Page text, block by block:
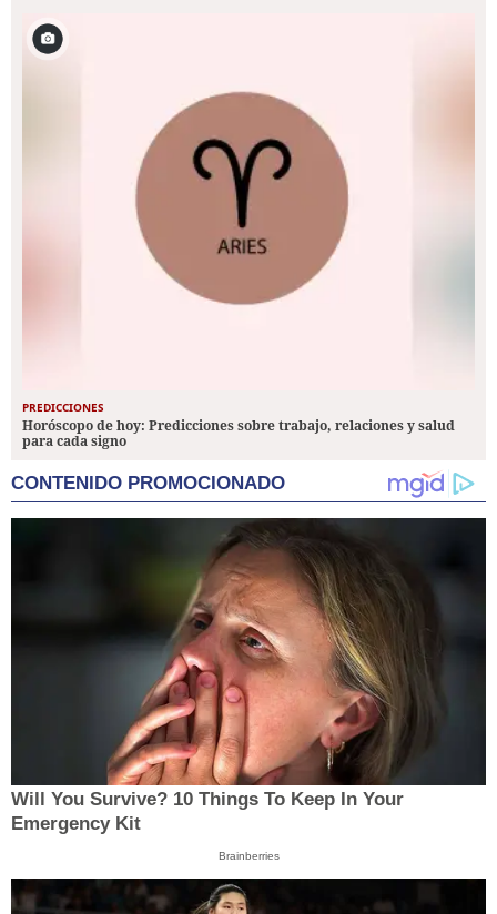
PREDICCIONES
Horóscopo de hoy: Predicciones sobre trabajo, relaciones y salud
para cada signo
CONTENIDO PROMOCIONADO
Will You Survive? 10 Things To Keep In Your
Emergency Kit
Brainberries